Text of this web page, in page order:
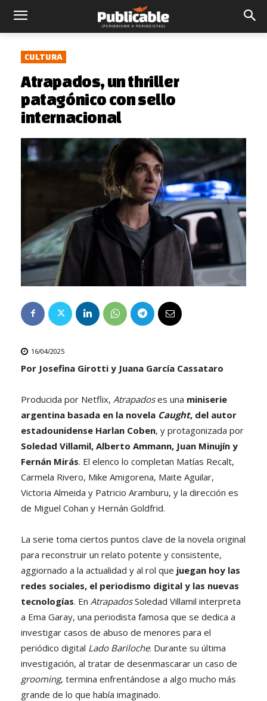
CULTURA
Atrapados, un thriller
patagónico con sello
internacional
16/04/2025
Por Josefina Girotti y Juana García Cassataro
Producida por Netflix, Atrapadoses una miniserie
argentina basada en la novela Caught, del autor
estadounidense Harlan Coben, y protagonizada por
Soledad Villamil, Alberto Ammann, Juan Minujín y
Fernán Mirás. El elenco lo completan Matías Recalt,
Carmela Rivero, Mike Amigorena, Maite Aguilar,
Victoria Almeida y Patricio Aramburu, y la dirección es
de Miguel Cohan y Hernán Goldfrid.
La serie toma ciertos puntos clave de la novela original
para reconstruir un relato potente y consistente,
aggiornado a la actualidad y al rol que juegan hoy las
redes sociales, el periodismo digital y las nuevas
tecnologías. En AtrapadosSoledad Villamil interpreta
a Ema Garay, una periodista famosa que se dedica a
investigar casos de abuso de menores para el
periódico digital Lado Bariloche. Durante su última
investigación, al tratar de desenmascarar un caso de
grooming, termina enfrentándose a algo mucho más
grande de lo que había imaginado.